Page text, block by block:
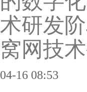
术研发
窝网技
04-16 08:53